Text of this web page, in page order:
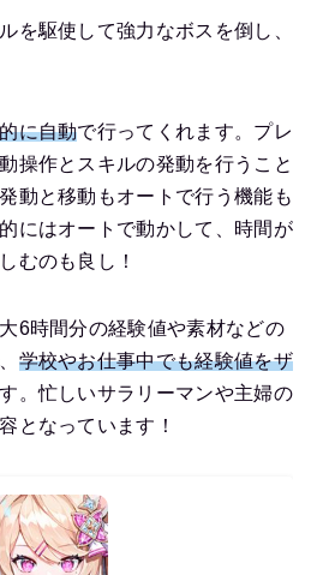
を駆使して強力なボスを倒し、
に自動で行ってくれます。プレ
操作とスキルの発動を行うこと
動と移動もオートで行う機能も
にはオートで動かして、時間が
むのも良し！
6時間分の経験値や素材などの
学校やお仕事中でも経験値をザ
。忙しいサラリーマンや主婦の
となっています！